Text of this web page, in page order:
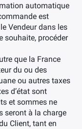
automatique
est
Vendeur dans les
souhaite, procéder
que la France
du ou des
ou autres taxes
d’état sont
et sommes ne
seront à la charge
Client, tant en